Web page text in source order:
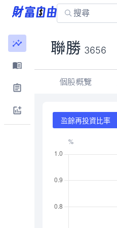
聯勝 3656
個股概覽
盈餘再投資比率